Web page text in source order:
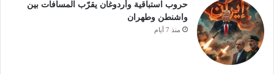
حروب استباقية وأردوغان يقرّب المسافات بين
واشنطن وطهران
منذ 7 أيام